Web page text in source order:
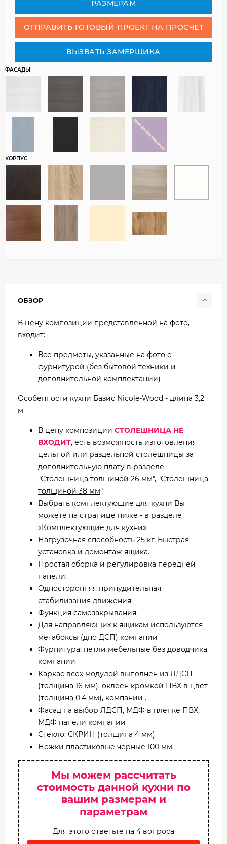
РАЗМЕРАМ
ОТПРАВИТЬ ГОТОВЫЙ ПРОЕКТ НА ПРОСЧЕТ
ВЫЗВАТЬ ЗАМЕРЩИКА
ФАСАДЫ
КОРПУС
ОБЗОР
В цену композиции представленной на фото,
входит:
Все предметы, указанные на фото с
фурнитурой (без бытовой техники и
дополнительной комплектации)
Особенности кухни Базис Nicole-Wood - длина 3,2
м
В цену композиции СТОЛЕШНИЦА НЕ
ВХОДИТ, есть возможность изготовления
цельной или раздельной столешницы за
дополнительную плату в разделе
"Столешница толщиной 26 мм", "Столешница
толщиной 38 мм".
Выбрать комплектующие для кухни Вы
можете на странице ниже - в разделе
«Комплектующие для кухни»
Нагрузочная способность 25 кг. Быстрая
установка и демонтаж ящика.
Простая сборка и регулировка передней
панели.
Односторонняя принудительная
стабилизация движения.
Функция самозакрывания.
Для направляющих к ящикам используются
метабоксы (дно ДСП) компании
Фурнитура: петли мебельные без доводчика
компании
Каркас всех модулей выполнен из ЛДСП
(толщина 16 мм), оклеен кромкой ПВХ в цвет
(толщина 0.4 мм), компании .
Фасад на выбор ЛДСП, МДФ в пленке ПВХ,
МДФ панели компании
Стекло: СКРИН (толщина 4 мм)
Ножки пластиковые черные 100 мм.
Мы можем рассчитать
стоимость данной кухни по
вашим размерам и
параметрам
Для этого ответьте на 4 вопроса